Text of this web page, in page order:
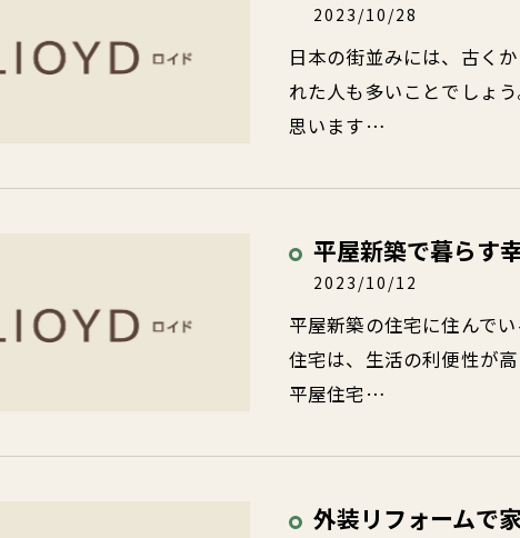
2023/10/28
日本の街並みには、古く
れた人も多いことでしょ
思います…
平屋新築で暮らす
2023/10/12
平屋新築の住宅に住んで
住宅は、生活の利便性が
平屋住宅…
外装リフォームで